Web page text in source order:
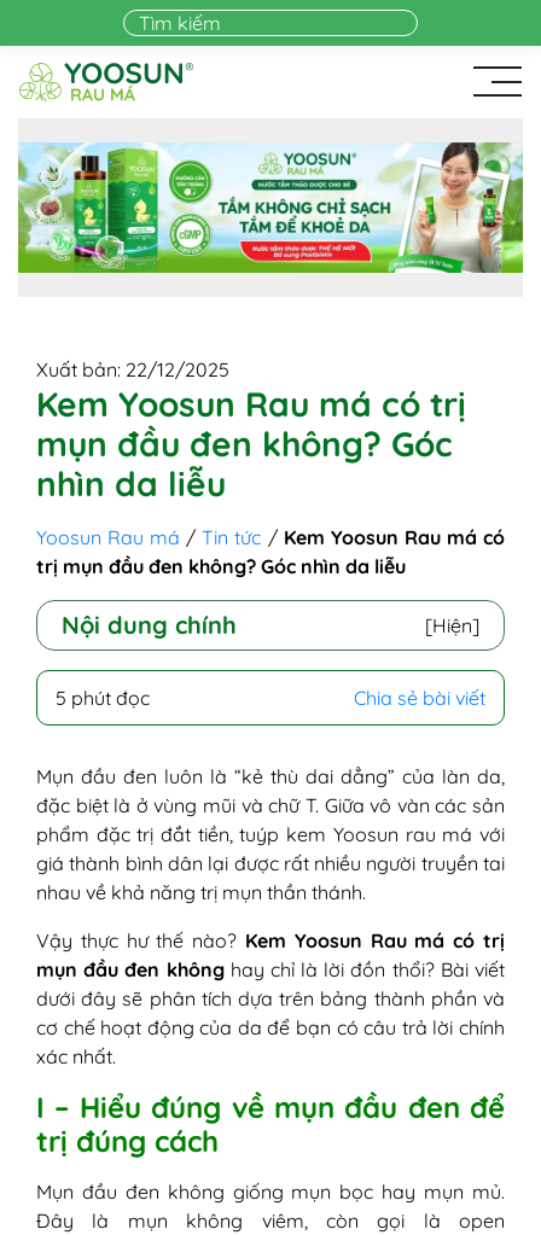
Skip to main content
Xuất bản: 22/12/2025
Kem Yoosun Rau má có trị
mụn đầu đen không? Góc
nhìn da liễu
Yoosun Rau má /Tin tức / Kem Yoosun Rau má có
trị mụn đầu đen không? Góc nhìn da liễu
Nội dung chính [Hiện]
cách
mụn đầu đen không?
III - Vậy tuýp kem Yoosun Rau má có vai
trò gì trong quá trình trị mụn đầu đen?
5 phút đọc Chia sẻ bài viết
Mụn đầu đen luôn là “kẻ thù dai dẳng” của làn da,
đặc biệt là ở vùng mũi và chữ T. Giữa vô vàn các sản
phẩm đặc trị đắt tiền, tuýp kem Yoosun rau má với
giá thành bình dân lại được rất nhiều người truyền tai
nhau về khả năng trị mụn thần thánh.
Vậy thực hư thế nào? Kem Yoosun Rau má có trị
mụn đầu đen khônghay chỉ là lời đồn thổi? Bài viết
dưới đây sẽ phân tích dựa trên bảng thành phần và
cơ chế hoạt động của da để bạn có câu trả lời chính
xác nhất.
I – Hiểu đúng về mụn đầu đen để
trị đúng cách
Mụn đầu đen không giống mụn bọc hay mụn mủ.
Đây là mụn không viêm, còn gọi là open